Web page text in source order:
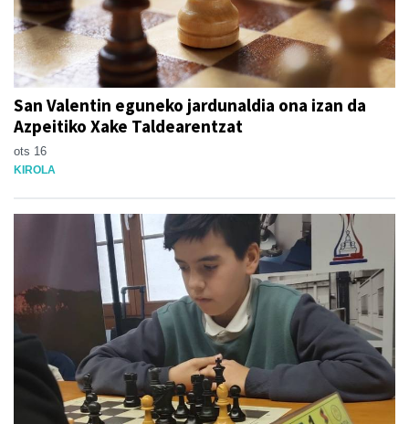
San Valentin eguneko jardunaldia ona izan da
Azpeitiko Xake Taldearentzat
ots 16
KIROLA